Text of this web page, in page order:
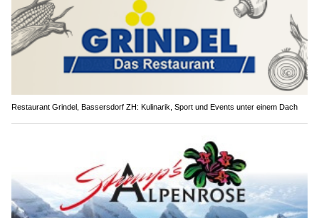
Restaurant Grindel, Bassersdorf ZH: Kulinarik, Sport und Events unter einem Dach